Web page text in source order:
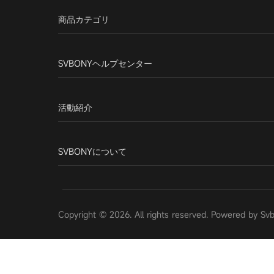
商品カテゴリ
SVBONYヘルプセンター
活動紹介
SVBONYについて
Copyright © 2026. All rights reserved. Powered by